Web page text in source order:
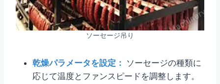
ソーセージ吊り
乾燥パラメータを設定： ソーセージの種類に
応じて温度とファンスピードを調整します。